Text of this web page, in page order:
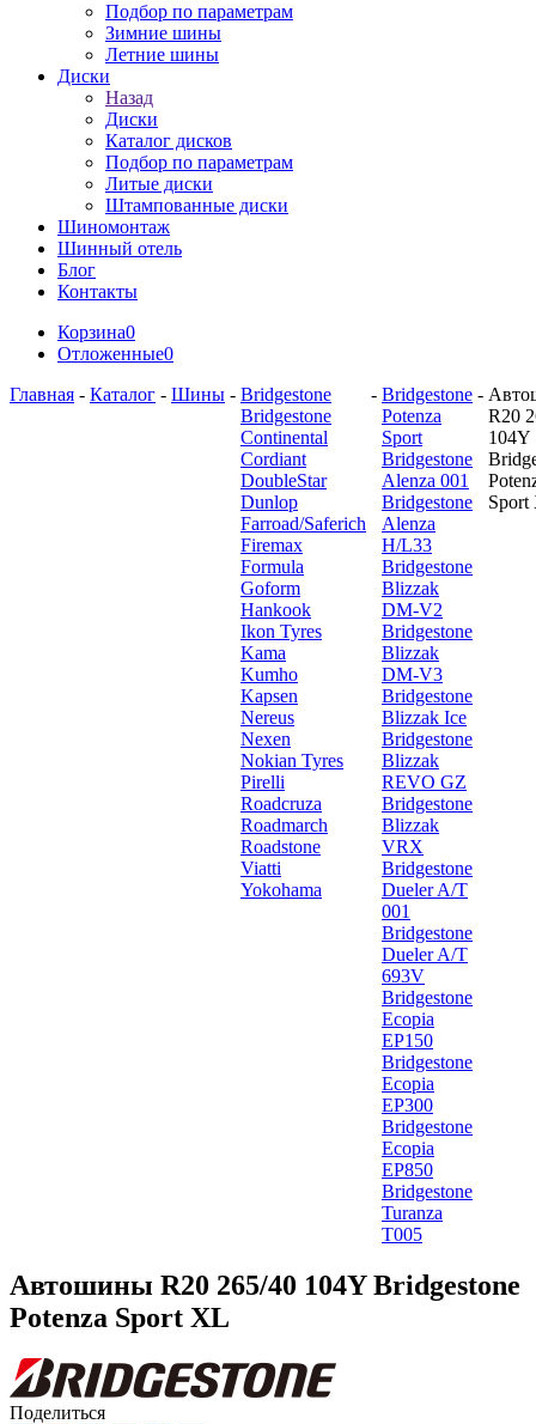
Подбор по параметрам
Зимние шины
Летние шины
Диски
Назад
Диски
Каталог дисков
Подбор по параметрам
Литые диски
Штампованные диски
Шиномонтаж
Шинный отель
Блог
Контакты
Корзина0
Отложенные0
Главная - Каталог - Шины - Bridgestone
Bridgestone
Continental
Cordiant
DoubleStar
Dunlop
Farroad/Saferich
Firemax
Formula
Goform
Hankook
Ikon Tyres
Kama
Kumho
Kapsen
Nereus
Nexen
Nokian Tyres
Pirelli
Roadcruza
Roadmarch
Roadstone
Viatti
Yokohama
- Bridgestone
Potenza
Sport
Bridgestone
Alenza 001
Bridgestone
Alenza
H/L33
Bridgestone
Blizzak
DM-V2
Bridgestone
Blizzak
DM-V3
Bridgestone
Blizzak Ice
Bridgestone
Blizzak
REVO GZ
Bridgestone
Blizzak
VRX
Bridgestone
Dueler A/T
001
Bridgestone
Dueler A/T
693V
Bridgestone
Ecopia
EP150
Bridgestone
Ecopia
EP300
Bridgestone
Ecopia
EP850
Bridgestone
Turanza
T005
-
R20
104Y
Автошины R20 265/40 104Y Bridgestone
Potenza Sport XL
Поделиться